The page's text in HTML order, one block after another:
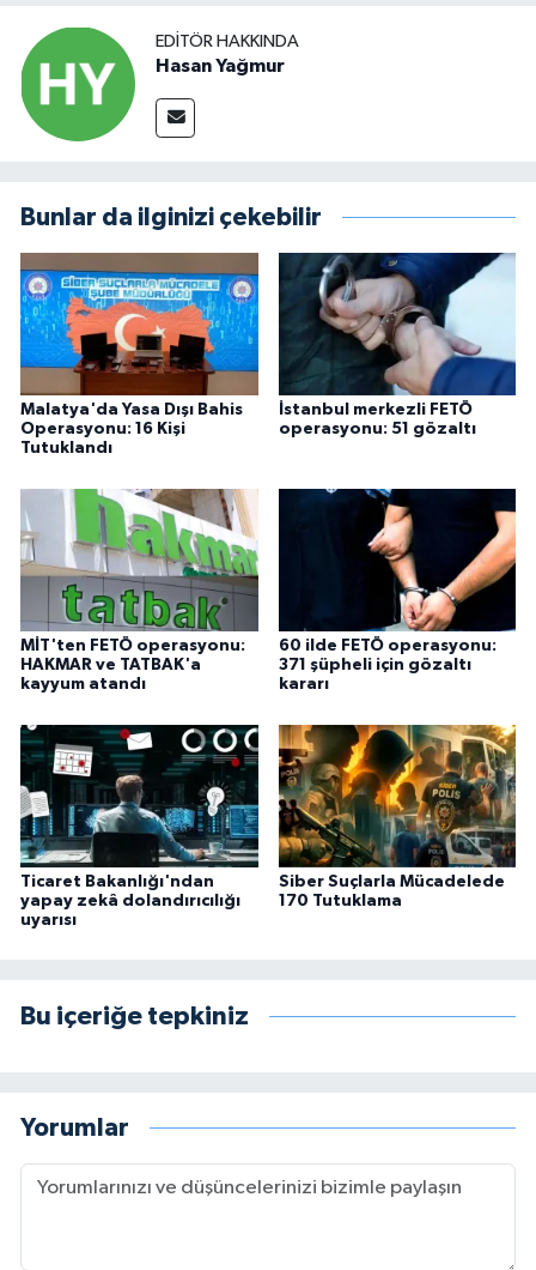
EDITÖR HAKKINDA
Hasan Yağmur
Bunlar da ilginizi çekebilir
Malatya'da Yasa Dışı Bahis
Operasyonu: 16 Kişi
Tutuklandı
İstanbul merkezli FETÖ
operasyonu: 51 gözaltı
MİT'ten FETÖ operasyonu:
HAKMAR ve TATBAK'a
kayyum atandı
60 ilde FETÖ operasyonu:
371 şüpheli için gözaltı
kararı
Ticaret Bakanlığı'ndan
yapay zekâ dolandırıcılığı
uyarısı
Siber Suçlarla Mücadelede
170 Tutuklama
Bu içeriğe tepkiniz
Yorumlar